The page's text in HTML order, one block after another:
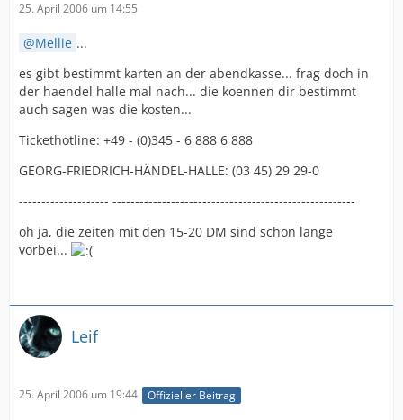
25. April 2006 um 14:55
Mellie ...
es gibt bestimmt karten an der abendkasse... frag doch in
der haendel halle mal nach... die koennen dir bestimmt
auch sagen was die kosten...
Tickethotline: +49 - (0)345 - 6 888 6 888
GEORG-FRIEDRICH-HÄNDEL-HALLE: (03 45) 29 29-0
-------------------- ------------------------------------------------------
oh ja, die zeiten mit den 15-20 DM sind schon lange
vorbei...
Leif
25. April 2006 um 19:44 Offizieller Beitrag